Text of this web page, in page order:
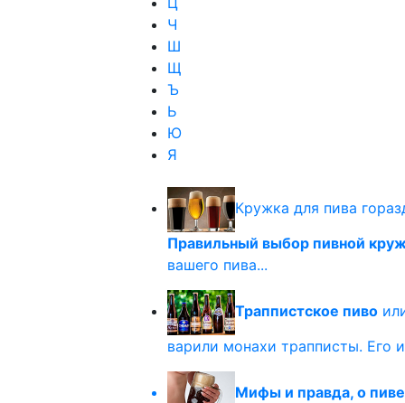
Ч
Ш
Щ
Ъ
Ь
Ю
Я
Кружка для пива
Правильный выбор пивной
вашего пива...
Траппистское пиво
варили монахи трапписты. Его
Мифы и правда, о